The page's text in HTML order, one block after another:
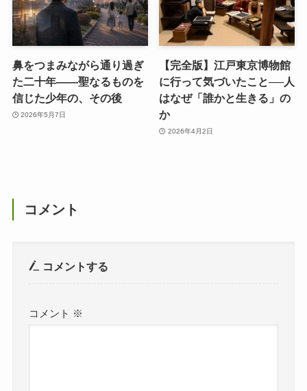
鼻をつまみながら通り過ぎ
た二十年――聖なるものを
信じた少年の、その後
2026年5月7日
【完全版】江戸東京博物館
に行って気づいたこと──人
はなぜ「誰かと生きる」の
か
2026年4月2日
コメント
コメントする
コメント ※